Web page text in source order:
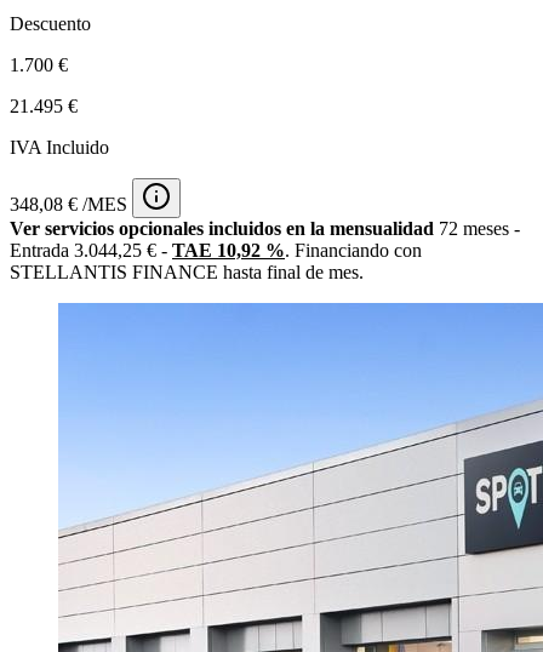
Descuento
1.700 €
21.495 €
IVA Incluido
348,08 € /MES
Ver servicios opcionales incluidos en la mensualidad 72 meses -
Entrada 3.044,25 € - TAE 10,92 %. Financiando con
STELLANTIS FINANCE hasta final de mes.